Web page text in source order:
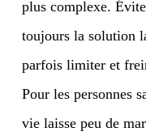
plus complexe.
toujours la solution
parfois limiter et
Pour les personnes
vie laisse peu de